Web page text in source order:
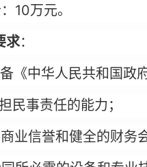
10万元。
求：
《中华人民共和国政
民事责任的能力；
业信誉和健全的财务